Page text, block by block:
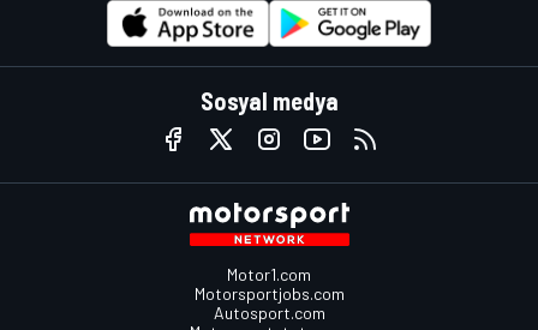
Sosyal medya
Motor1.com
Motorsportjobs.com
Autosport.com